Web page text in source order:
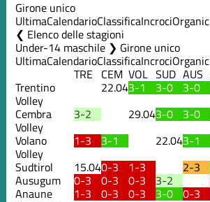
Girone unico
UltimaCalendarioClassificaIncroci
Elenco delle stagioni
Under-14 maschile ❯ Girone unico
UltimaCalendarioClassificaIncroci
TRE CEM VOL SUD AUS
Trentino
Volley
22.043-1 3-0 3-0
Cembra
Volley
3-2 29.043-0 3-0
Volano
Volley
1-3 3-1 22.043-1
Sudtirol
15.040-3 1-3 2-3
Ausugum 0-3 0-3 0-3 3-2
Anaune 1-3 0-3 0-3 3-0 0-3